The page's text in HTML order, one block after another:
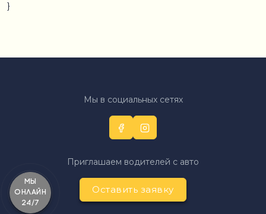
}
Мы в социальных сетях
Приглашаем водителей с авто
Оставить заявку
Мы
онлайн
24/7